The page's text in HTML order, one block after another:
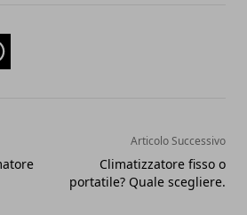
Articolo Successivo
Climatizzatore fisso o
portatile? Quale scegliere.